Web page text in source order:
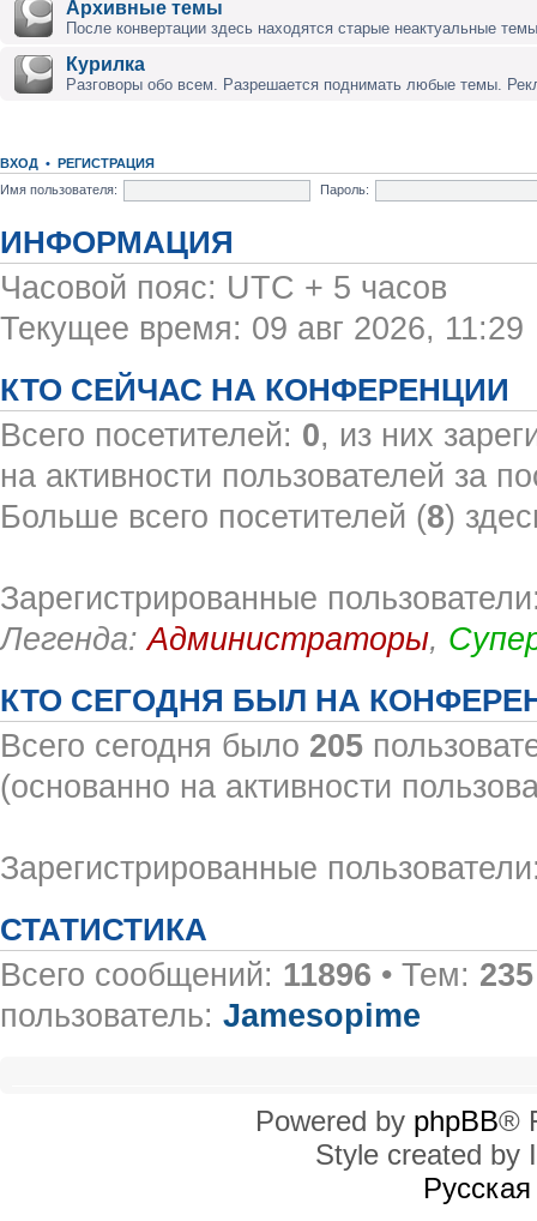
Архивные темы
После конвертации здесь находятся старые неактуальные
Курилка
Разговоры обо всем. Разрешается поднимать любые темы.
ВХОД • РЕГИСТРАЦИЯ
Имя пользователя:
Пароль:
ИНФОРМАЦИЯ
Часовой пояс: UTC + 5 часов
Текущее время: 09 авг 2026, 11:29
КТО СЕЙЧАС НА КОНФЕРЕНЦИИ
Всего посетителей: 0, из них
на активности пользователей за
Больше всего посетителей (8)
Зарегистрированные
Легенда:Администраторы,
КТО СЕГОДНЯ БЫЛ НА
Всего сегодня было 205
(основанно на активности
Зарегистрированные
СТАТИСТИКА
Всего сообщений: 11896 • Тем: 235
пользователь: Jamesopime
Powered by phpBB®
Style created by